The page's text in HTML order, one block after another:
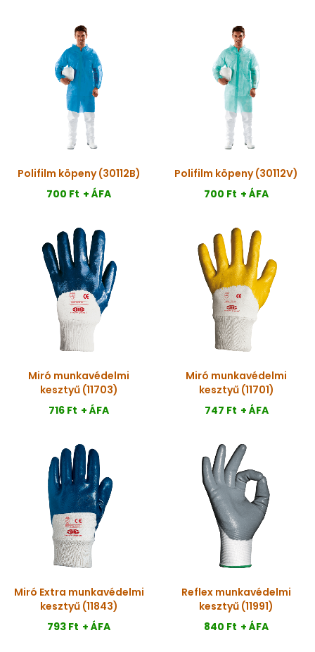
Polifilm köpeny (30112B)
700 Ft + ÁFA
Polifilm köpeny (30112V)
700 Ft + ÁFA
Miró munkavédelmi
kesztyű (11703)
716 Ft + ÁFA
Miró munkavédelmi
kesztyű (11701)
747 Ft + ÁFA
Miró Extra munkavédelmi
kesztyű (11843)
793 Ft + ÁFA
Reflex munkavédelmi
kesztyű (11991)
840 Ft + ÁFA